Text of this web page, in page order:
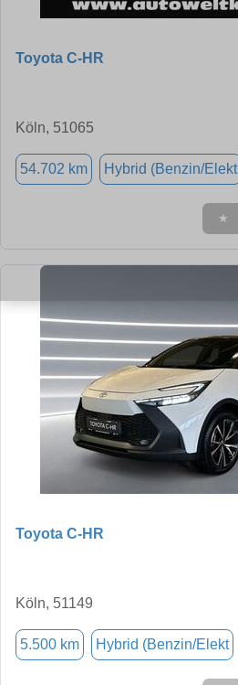
Toyota C-HR
Köln, 51065
54.702 km Hybrid (Benzin/Elekt
★
Toyota C-HR
Köln, 51149
5.500 km Hybrid (Benzin/Elekt